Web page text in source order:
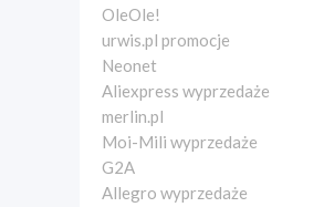
OleOle!
urwis.pl promocje
Neonet
Aliexpress wyprzedaże
merlin.pl
Moi-Mili wyprzedaże
G2A
Allegro wyprzedaże